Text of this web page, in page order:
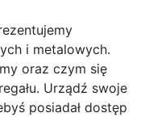
i metalowych.
oraz czym się
Urządź swoje
posiadał dostęp